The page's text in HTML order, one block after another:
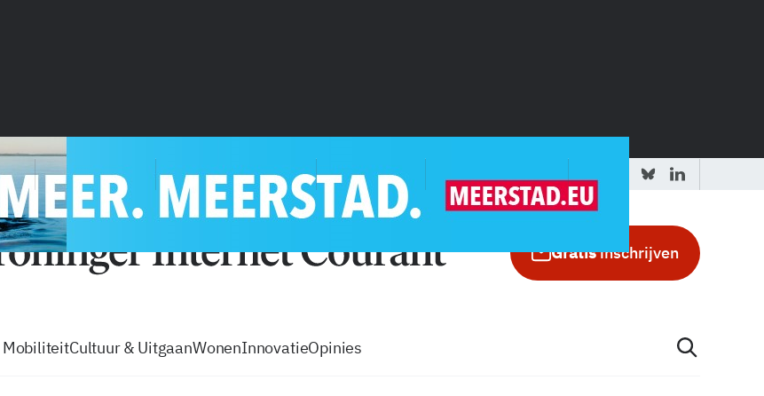
zo volg je de GIC Tip de redactie
Gratisinschrijven
MobiliteitCultuur & UitgaanWonenInnovatieOpinies